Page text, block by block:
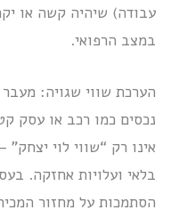
עבודה) שיהיה קשה או
במצב הרפואי.
הערכת שווי שגויה: מעבר
נכסים כמו רכב או עסק
אינו רק “שווי לוי
בלאי ועלויות אחזקה.
הסתמכות על מחזור